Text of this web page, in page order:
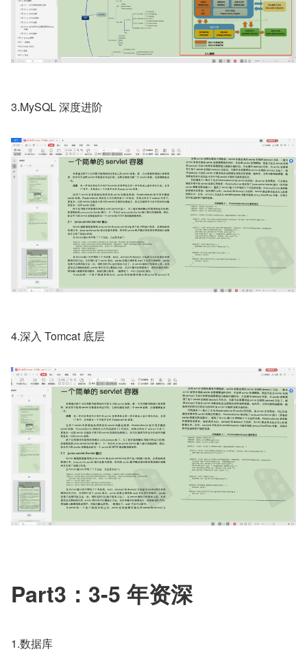
3.MySQL 深度进阶
4.深入 Tomcat 底层
Part3：3-5 年资深
1.数据库